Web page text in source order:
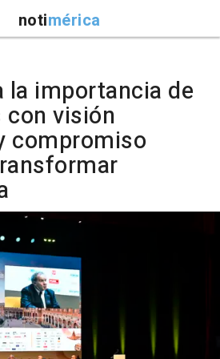
notimérica
la importancia de
visión
compromiso